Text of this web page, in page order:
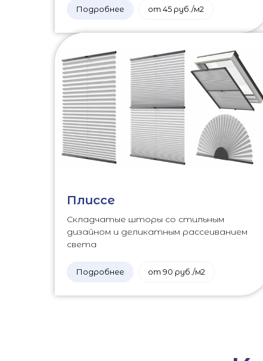
Подробнее от 45 руб./м2
Плиссе
Складчатые шторы со стильным
дизайном и деликатным рассеиванием
света
Подробнее от 90 руб./м2